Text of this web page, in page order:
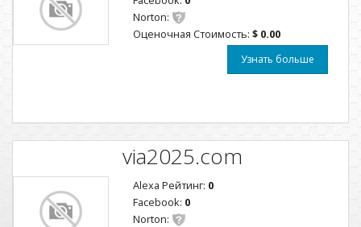
Norton:
Оценочная Стоимость: $ 0.00
Узнать больше
via2025.com
Alexa Рейтинг: 0
Facebook: 0
Norton: